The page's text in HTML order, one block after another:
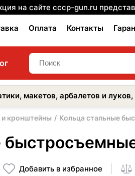
на сайте cccp-gun.ru
Оплата Контакты
макетов, арбалетов и
и кронштейны Кольца стальные
Добавить в избранное